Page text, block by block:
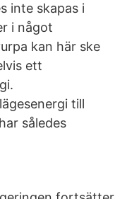
inte skapas i
i något
kan här ske
ett
till
således